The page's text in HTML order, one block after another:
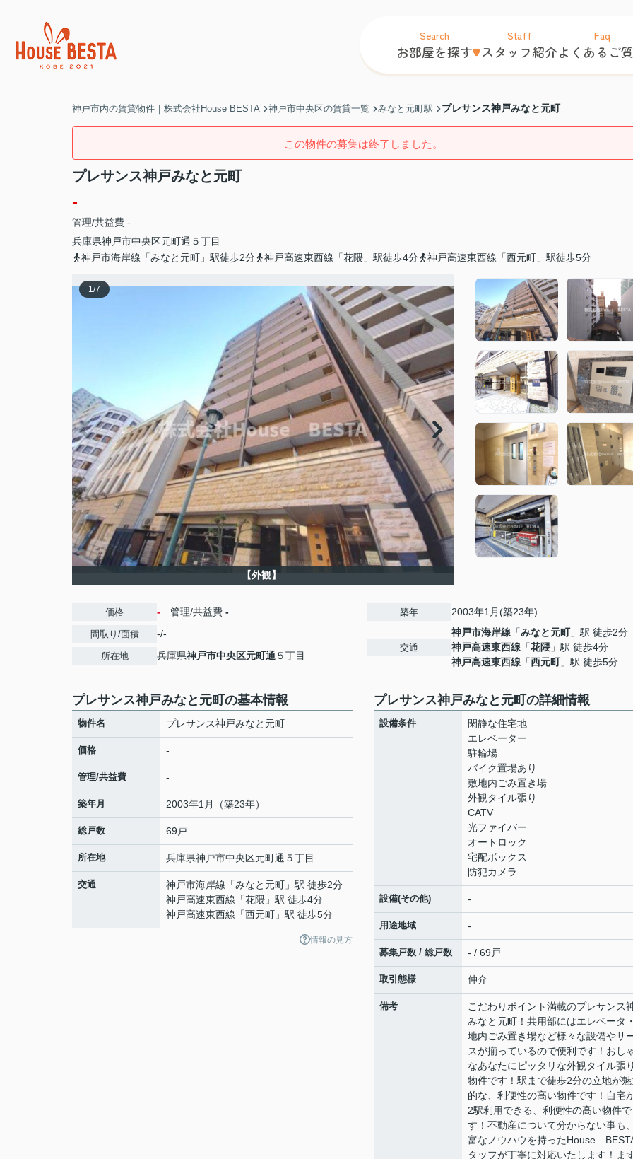
Search
お部屋を探す
Staff
スタッフ紹介
Faq
よくあるご
神戸市内の賃貸物件｜株式会社House BESTA 神戸市中央区の賃貸一覧 みなと元町駅 プレサンス神戸みなと元町
この物件の募集は終了しました。
プレサンス神戸みなと元町
-
管理/共益費 -
兵庫県神戸市中央区元町通 ５丁目
神戸市海岸線「みなと元町」駅徒歩2分
神戸高速東西線「花隈」駅徒歩4分 神戸高速東西線「西元町」駅徒歩5分
1/7
【外観】
価格 - 管理/共益費 -
間取り/面積 -/-
所在地 兵庫県神戸市中央区元町通 ５丁目
築年 2003年1月(築23年)
交通
神戸市海岸線 「みなと元町」駅 徒歩2分
神戸高速東西線 「花隈 」駅 徒歩4分
神戸高速東西線 「西元町」駅 徒歩5分
プレサンス神戸みなと元町の基本情報
物件名 プレサンス神戸みなと元町
価格 -
管理/共益費 -
築年月 2003年1月（築23年）
総戸数 69戸
所在地 兵庫県神戸市中央区元町通 ５丁目
交通 神戸市海岸線 「みなと元町 」駅 徒歩2分
神戸高速東西線 「花隈 」駅 徒歩4分
神戸高速東西線 「西元町 」駅 徒歩5分
情報の見方
プレサンス神戸みなと元町の詳細情報
設備条件
閑静な住宅地
エレベーター
駐輪場
バイク置場あり
敷地内ごみ置き場
外観タイル張り
CATV
光ファイバー
オートロック
宅配ボックス
防犯カメラ
設備(その他) -
用途地域 -
募集戸数 / 総戸数 - / 69戸
取引態様 仲介
備考
こだわりポイント満載のプレサンス
みなと元町！共用部にはエレベータ
地内ごみ置き場など様々な設備やサ
スが揃っているので便利です！おし
なあなたにピッタリな外観タイル張
物件です！駅まで徒歩2分の立地が魅
的な、利便性の高い物件です！自宅
2駅利用できる、利便性の高い物件で
す！不動産について分からない事も
富なノウハウを持ったHouse
タッフが丁寧に対応いたします！ま